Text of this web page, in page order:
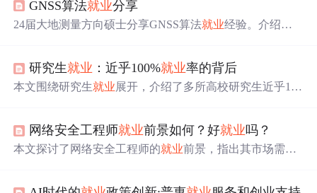
全国各地区就业状况，强调技能型人才的市场需求，提出
利用大数据进行职业规划的重要性。
GNSS算法就业分享
24届大地测量方向硕士分享GNSS算法就业经验。介绍了G
待遇与地区、公司规模等有关，指出该方向就业
增，建议在校生提升能力、丰富简历。
研究生就业 ：近乎100%就业率的背后
本文围绕研究生就业展开，介绍了多所高校研究生近乎10
业
四大困惑，并给出专家建议，如积累经验、放宽眼界
等。
网络安全工程师就业前景如何？好就业吗？
本文探讨了网络安全工程师的就业前景，指出其市场需求